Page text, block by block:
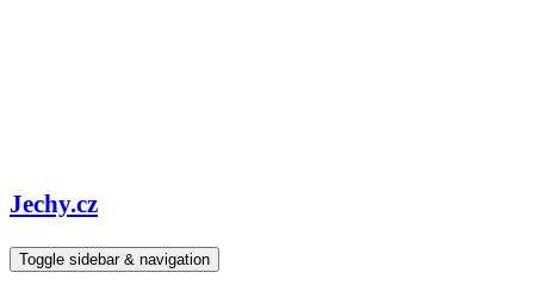
Jechy.cz
Toggle sidebar & navigation